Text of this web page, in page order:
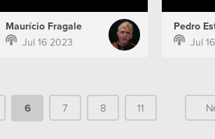
Maurício Fragale
Jul 16 2023
Pedro
Jul
6 7 8 11